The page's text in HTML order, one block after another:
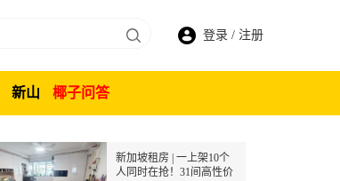
登录 / 注册
新山 椰子问答
新加坡租房 | 一上架10个
人同时在抢！31间高性价